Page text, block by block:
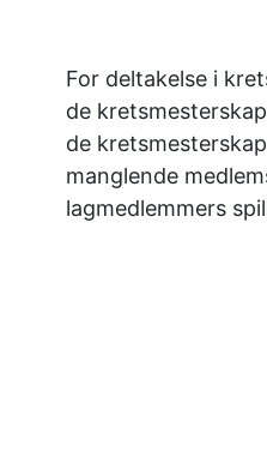
For deltakelse i
de
de
manglende
lagmedlemmers